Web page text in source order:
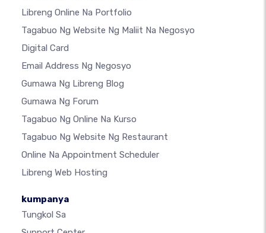
Libreng Online Na Portfolio
Tagabuo Ng Website Ng Maliit Na Negosyo
Digital Card
Email Address Ng Negosyo
Gumawa Ng Libreng Blog
Gumawa Ng Forum
Tagabuo Ng Online Na Kurso
Tagabuo Ng Website Ng Restaurant
Online Na Appointment Scheduler
Libreng Web Hosting
kumpanya
Tungkol Sa